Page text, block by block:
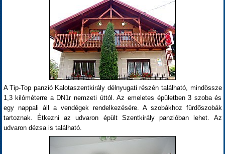
A Tip-Top panzió Kalotaszentkirály délnyugati részén található, mindössze
1,3 kilóméterre a DN1r nemzeti úttól. Az emeletes épületben 3 szoba és
egy nappali áll a vendégek rendelkezésére. A szobákhoz fürdőszobák
tartoznak. Étkezni az udvaron épült Szentkirály panzióban lehet. Az
udvaron dézsa is található.